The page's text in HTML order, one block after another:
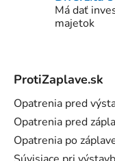
Má dať
majetok
ProtiZaplave.sk
Opatrenia pred
Opatrenia pred
Opatrenia po